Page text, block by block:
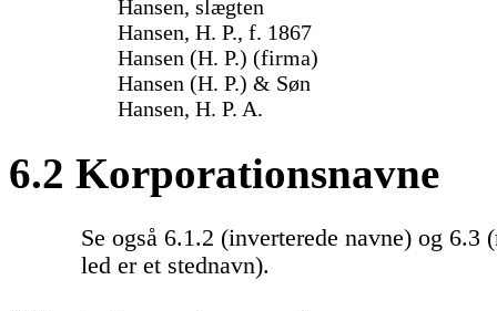
Hansen, slægten
Hansen, H. P., f. 1867
Hansen (H. P.) (firma)
Hansen (H. P.) & Søn
Hansen, H. P. A.
6.2 Korporationsnavne
Se også 6.1.2 (inverterede navne) og 6.3
led er et stednavn).